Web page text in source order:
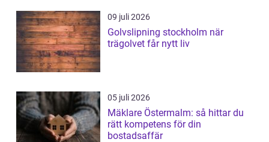
09 juli 2026
Golvslipning stockholm när
trägolvet får nytt liv
05 juli 2026
Mäklare Östermalm: så hittar du
rätt kompetens för din
bostadsaffär